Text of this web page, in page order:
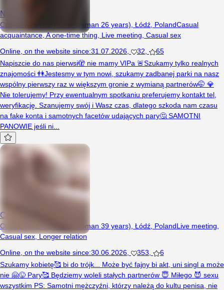
NaughtySoulmates
Couple (Man 30 years, Woman 26 years), Łódź, PolandCasual
acquaintance,A one-time thing, Live meeting, Casual sex
Online, on the website since:31.07.2026, 32,
65
Napiszcie do nas pierwsi🫣 nie mamy VIPa 🚨Szukamy tylko realnych
znajomości 👫Jestesmy w tym nowi, szukamy zadbanej parki na nasz
wspólny pierwszy raz w większym gronie z wymianą partnerów🤭 💎
Nie tolerujemy! Przy ewentualnym spotkaniu preferujemy kontakt tel,
weryfikację. Szanujemy swój i Wasz czas, dlatego szkoda nam czasu
na fake konta i samotnych facetów udających pary🤔 SAMOTNI
PANOWIE jeśli ni...
Czemunierazem
Couple (Man 41 years, Woman 39 years), Łódź, PolandLive meeting
Casual sex,Longer relation
Online on the website since:30.06.2026 353
6
Szukamy kobietę🥰 bi do trójk... Może być fajny bi akt, uni singl a może
nie 🤗😜 Pary🥰 Będziemy woleli stałych partnerów 😇 Miłego 😈 sexu
wszystkim PS: Samotni mężczyźni, którzy należą do kultu penisa, nie